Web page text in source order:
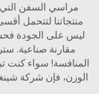
مراسي السفن
منتجاتنا لتتحمل
ليس على الجودة
مقارنة صناعية.
المنافسة! سواء
الوزن، فإن شركة